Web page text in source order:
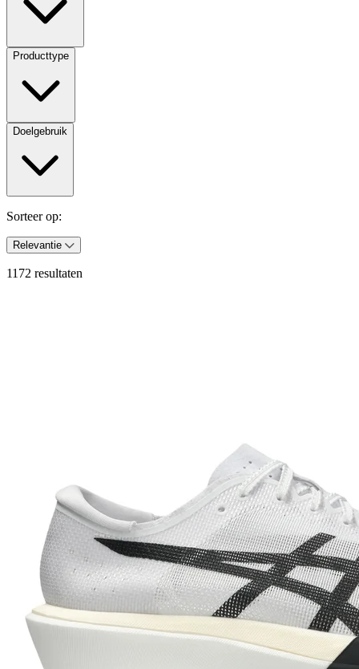
Producttype
Doelgebruik
Sorteer op:
Relevantie
1172 resultaten